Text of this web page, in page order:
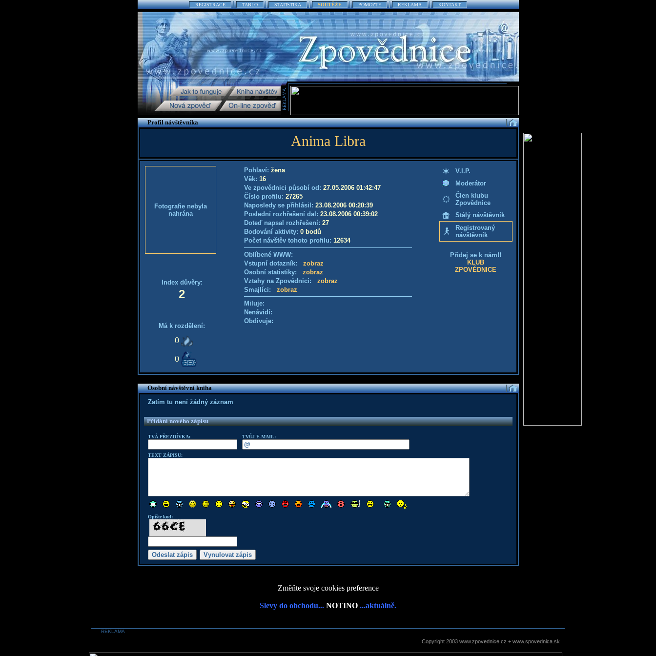
REGISTRACE TABLO STATISTIKA SOUTĚŽE POMOZTE REKLAMA KONTAKT
Profil návštěvníka
Anima Libra
Fotografie nebyla
nahrána
Index důvěry:
2
Má k rozdělení:
0
0
Pohlaví: žena
Věk: 16
Ve zpovědnici působí od: 27.05.2006 01:42:47
Číslo profilu: 27265
Naposledy se přihlásil: 23.08.2006 00:20:39
Poslední rozhřešení dal: 23.08.2006 00:39:02
Doteď napsal rozhřešení: 27
Bodování aktivity: 0 bodů
Počet návštěv tohoto profilu: 12634
Oblíbené WWW:
Vstupní dotazník: zobraz
Osobní statistiky: zobraz
Vztahy na Zpovědnici: zobraz
Smajlíci: zobraz
Miluje:
Nenávidí:
Obdivuje:
V.I.P.
Moderátor
Člen klubu
Zpovědnice
Stálý návštěvník
Registrovaný
návštěvník
Přidej se k nám!!
KLUB
ZPOVĚDNICE
Osobní návštěvní kniha
Zatím tu není žádný záznam
Přidání nového zápisu
TVÁ PŘEZDÍVKA: TVŮJ E-MAIL:
TEXT ZÁPISU:
Opište kod:
Změňte svoje cookies preference
Slevy do obchodu... NOTINO ...aktuálně.
REKLAMA
Copyright 2003 www.zpovednice.cz + www.spovednica.sk